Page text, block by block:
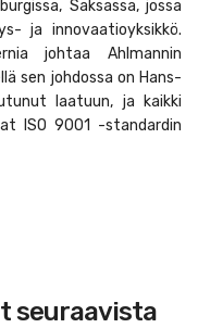
Saksassa, jossa
ja innovaatioyksikkö.
johtaa Ahlmannin
sen johdossa on Hans-
laatuun, ja kaikki
ISO 9001 -standardin
seuraavista